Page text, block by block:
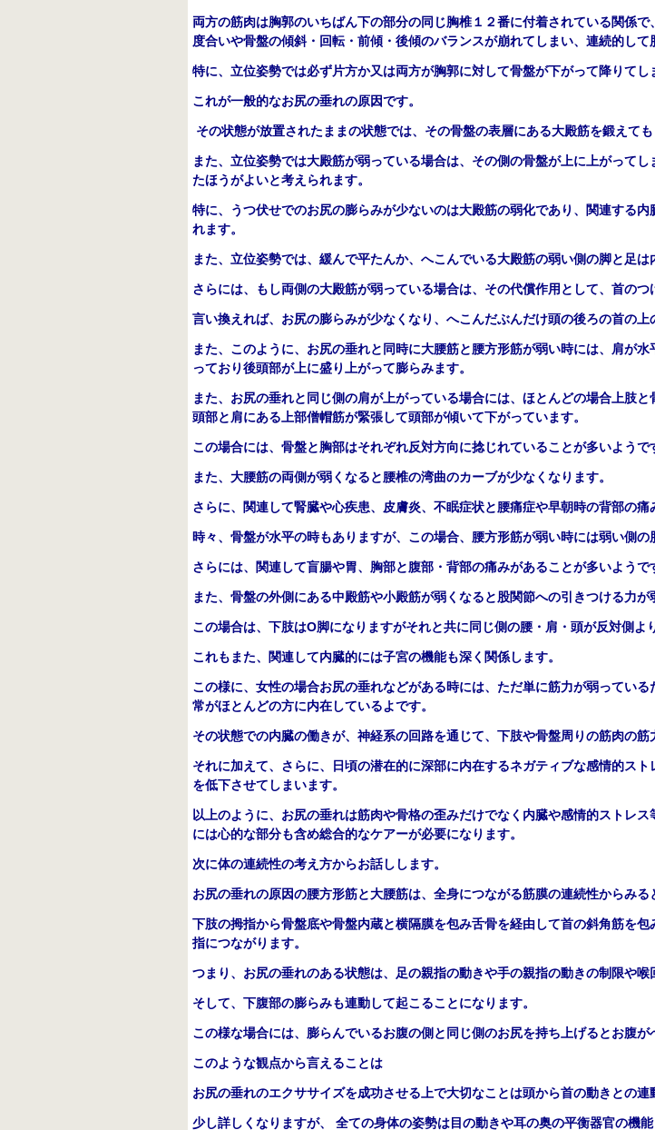
両方の筋肉は胸郭のいちばん下の部分の同じ胸椎１２番に付着されている関係で、
度合いや骨盤の傾斜・回転・前傾・後傾のバランスが崩れてしまい、連続的し
特に、立位姿勢では必ず片方か又は両方が胸郭に対して骨盤が下がって降りてし
これが一般的なお尻の垂れの原因です。
その状態が放置されたままの状態では、その骨盤の表層にある大殿筋を鍛えて
また、立位姿勢では大殿筋が弱っている場合は、その側の骨盤が上に上がって
たほうがよいと考えられます。
特に、うつ伏せでのお尻の膨らみが少ないのは大殿筋の弱化であり、関連する
れます。
また、立位姿勢では、緩んで平たんか、へこんでいる大殿筋の弱い側の脚と足は
さらには、もし両側の大殿筋が弱っている場合は、その代償作用として、首のつ
言い換えれば、お尻の膨らみが少なくなり、へこんだぶんだけ頭の後ろの首の上
また、このように、お尻の垂れと同時に大腰筋と腰方形筋が弱い時には、肩が
っており後頭部が上に盛り上がって膨らみます。
また、お尻の垂れと同じ側の肩が上がっている場合には、ほとんどの場合上肢
頭部と肩にある上部僧帽筋が緊張して頭部が傾いて下がっています。
この場合には、骨盤と胸部はそれぞれ反対方向に捻じれていることが多いようで
また、大腰筋の両側が弱くなると腰椎の湾曲のカーブが少なくなります。
さらに、関連して腎臓や心疾患、皮膚炎、不眠症状と腰痛症や早朝時の背部の痛
時々、骨盤が水平の時もありますが、この場合、腰方形筋が弱い時には弱い側
さらには、関連して盲腸や胃、胸部と腹部・背部の痛みがあることが多いようで
また、骨盤の外側にある中殿筋や小殿筋が弱くなると股関節への引きつける力
この場合は、下肢はO脚になりますがそれと共に同じ側の腰・肩・頭が反対側よ
これもまた、関連して内臓的には子宮の機能も深く関係します。
この様に、女性の場合お尻の垂れなどがある時には、ただ単に筋力が弱ってい
常がほとんどの方に内在しているよです。
その状態での内臓の働きが、神経系の回路を通じて、下肢や骨盤周りの筋肉の
それに加えて、さらに、日頃の潜在的に深部に内在するネガティブな感情的ス
を低下させてしまいます。
以上のように、お尻の垂れは筋肉や骨格の歪みだけでなく内臓や感情的ストレ
には心的な部分も含め総合的なケアーが必要になります。
次に体の連続性の考え方からお話しします。
お尻の垂れの原因の腰方形筋と大腰筋は、全身につながる筋膜の連続性からみる
下肢の拇指から骨盤底や骨盤内蔵と横隔膜を包み舌骨を経由して首の斜角筋を
指につながります。
つまり、お尻の垂れのある状態は、足の親指の動きや手の親指の動きの制限や
そして、下腹部の膨らみも連動して起こることになります。
この様な場合には、膨らんでいるお腹の側と同じ側のお尻を持ち上げるとお腹が
このような観点から言えることは
お尻の垂れのエクササイズを成功させる上で大切なことは頭から首の動きとの連
少し詳しくなりますが、 全ての身体の姿勢は目の動きや耳の奥の平衡器官の機